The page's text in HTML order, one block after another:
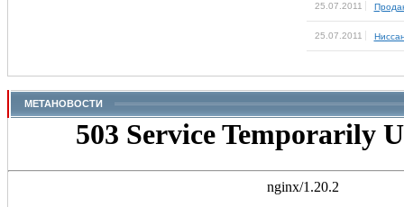
25.07.2011
25.07.2011
МЕТАНОВОСТИ